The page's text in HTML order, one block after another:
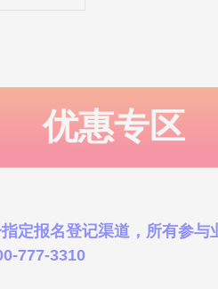
优惠专区
定报名登记渠道，所有参
777-3310